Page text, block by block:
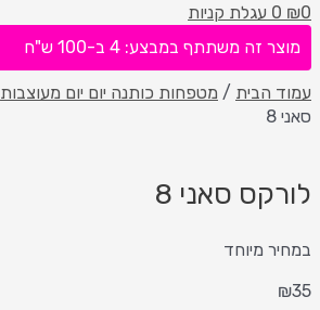
₪0
0 עגלת קניות
מוצר זה משתתף במבצע: 4 ב-100 ש"ח
עמוד הבית / מטפחות כותנה יום יום מעוצבות
סאני 8
לורקס סאני 8
במחיר מיוחד
₪35